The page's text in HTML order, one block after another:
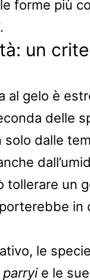
forme più
.
un
al gelo è
delle
solo dalle
tollerare un
in
le
e le